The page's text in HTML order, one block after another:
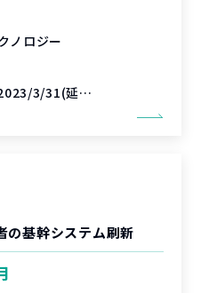
ノロジー
延長可能性あり)
の基幹システム刷新